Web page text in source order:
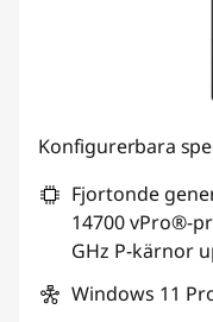
Konfigurerbara
Fjortonde
14700 vPro®-
GHz P-kärnor
Windows 11